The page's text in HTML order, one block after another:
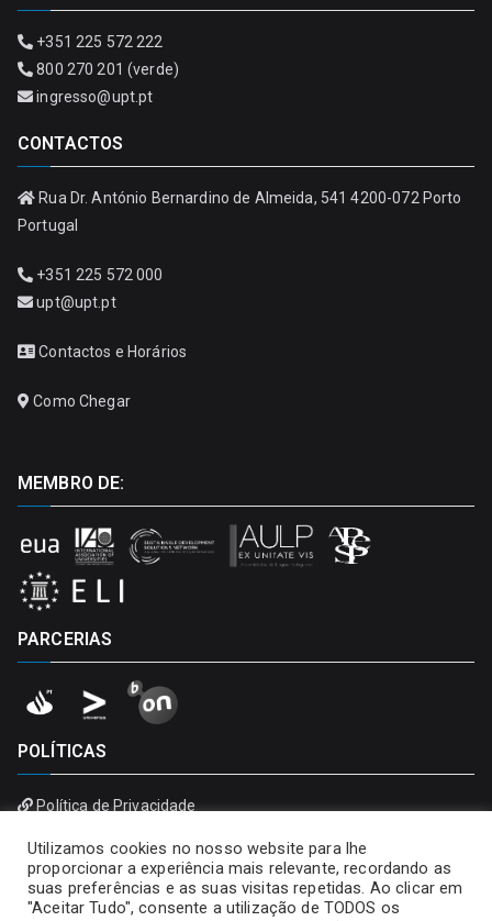
+351 225 572 222
800 270 201 (verde)
ingresso@upt.pt
CONTACTOS
Rua Dr. António Bernardino de Almeida, 541 4200-072 Porto
Portugal
+351 225 572 000
upt@upt.pt
Contactos e Horários
Como Chegar
MEMBRO DE:
PARCERIAS
POLÍTICAS
Política de Privacidade
Utilizamos cookies no nosso website para lhe
proporcionar a experiência mais relevante, recordando as
suas preferências e as suas visitas repetidas. Ao clicar em
"Aceitar Tudo", consente a utilização de TODOS os